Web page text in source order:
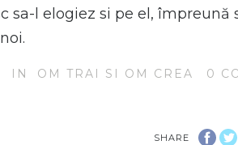
sa-l elogiez si pe el, împreună
IN OM TRAI SI OM CREA 0
SHARE